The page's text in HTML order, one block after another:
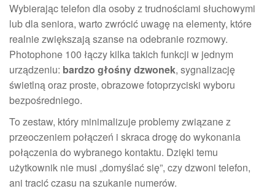
Wybierając telefon dla osoby z trudnościami słuchowymi
lub dla seniora, warto zwrócić uwagę na elementy, które
realnie zwiększają szanse na odebranie rozmowy.
Photophone 100 łączy kilka takich funkcji w jednym
urządzeniu: bardzo głośny dzwonek, sygnalizację
świetlną oraz proste, obrazowe fotoprzyciski wyboru
bezpośredniego.
To zestaw, który minimalizuje problemy związane z
przeoczeniem połączeń i skraca drogę do wykonania
połączenia do wybranego kontaktu. Dzięki temu
użytkownik nie musi „domyślać się”, czy dzwoni telefon,
ani tracić czasu na szukanie numerów.